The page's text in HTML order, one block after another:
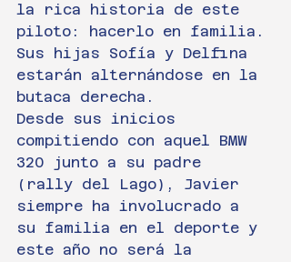
la rica historia de este
piloto: hacerlo en familia.
Sus hijas Sofía y Delfina
estarán alternándose en la
butaca derecha.
Desde sus inicios
compitiendo con aquel BMW
320 junto a su padre
(rally del Lago), Javier
siempre ha involucrado a
su familia en el deporte y
este año no será la